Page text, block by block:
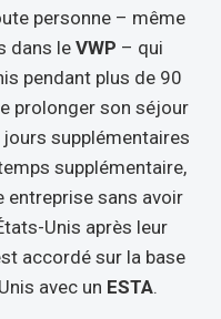
personne – même
dans le VWP – qui
pendant plus de 90
prolonger son séjour
jours supplémentaires
supplémentaire,
entreprise sans avoir
Unis après leur
accordé sur la base
avec un ESTA.